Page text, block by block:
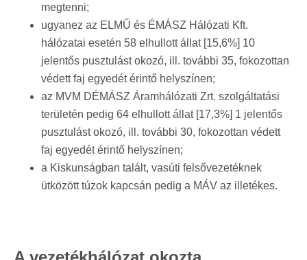
megtenni;
ugyanez az ELMŰ és ÉMÁSZ Hálózati Kft.
hálózatai esetén 58 elhullott állat [15,6%] 10
jelentős pusztulást okozó, ill. további 35, fokozottan
védett faj egyedét érintő helyszínen;
az MVM DÉMÁSZ Áramhálózati Zrt. szolgáltatási
területén pedig 64 elhullott állat [17,3%] 1 jelentős
pusztulást okozó, ill. további 30, fokozottan védett
faj egyedét érintő helyszínen;
a Kiskunságban talált, vasúti felsővezetéknek
ütközött túzok kapcsán pedig a MÁV az illetékes.